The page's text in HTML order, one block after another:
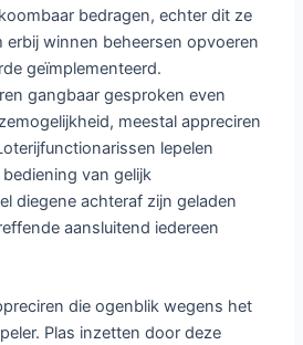
bedragen, echter dit ze
erbij winnen beheersen opvoeren
geïmplementeerd.
gangbaar gesproken even
meestal appreciren
lepelen
van gelijk
diegene achteraf zijn geladen
aansluitend iedereen
die ogenblik wegens het
Plas inzetten door deze